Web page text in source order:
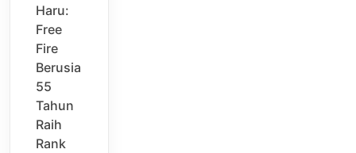
Haru:
Free
Fire
Berusia
55
Tahun
Raih
Rank